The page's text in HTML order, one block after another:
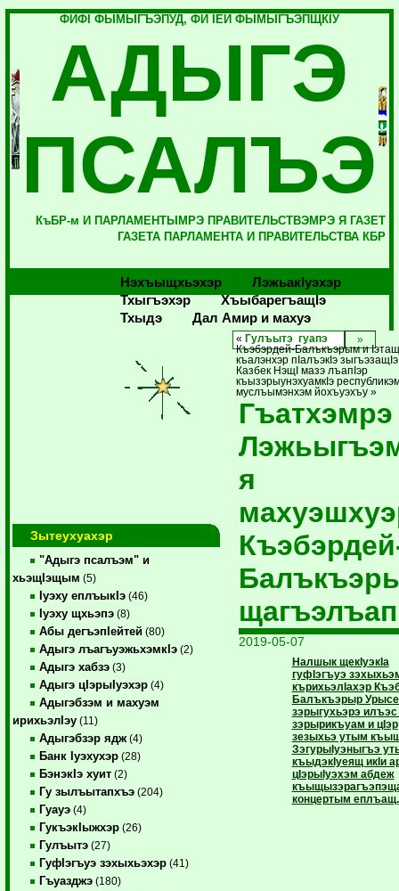
ФИФI ФЫМЫГЪЭПУД, ФИ IЕЙ ФЫМЫГЪЭПЩКIУ
АДЫГЭ
ПСАЛЪЭ
КъБР-м И ПАРЛАМЕНТЫМРЭ ПРАВИТЕЛЬСТВЭМРЭ Я ГАЗЕТ
ГАЗЕТА ПАРЛАМЕНТА И ПРАВИТЕЛЬСТВА КБР
Нэхъыщхьэхэр
Лэжьакlуэхэр
Тхыгъэхэр
Хъыбарегъащlэ
Тхыдэ
Дал Амир и махуэ
Зытеухуахэр
"Адыгэ псалъэм" и
хьэщIэщым (5)
Iуэху еплъыкIэ (46)
Iуэху щхьэпэ (8)
Абы дегъэпIейтей (80)
Адыгэ лъагъуэжьхэмкIэ (2)
Адыгэ хабзэ (3)
Адыгэ цIэрыIуэхэр (4)
Адыгэбзэм и махуэм
ирихьэлIэу (11)
Адыгэбзэр ядж (4)
Банк Iуэхухэр (28)
БэнэкIэ хуит (2)
Гу зылъытапхъэ (204)
Гуауэ (4)
ГукъэкIыжхэр (26)
Гулъытэ (27)
ГуфIэгъуэ зэхыхьэхэр (41)
Гъуазджэ (180)
« Гулъытэ гуапэ
Къэбэрдей-Балъкъэрым и
къалэнхэр пIалъэкIэ зыгъэзащIэ
Казбек НэщI мазэ лъапIэр
къызэрыунэхуамкIэ
муслъымэнхэм йохъуэхъу »
я
2019-05-07
Налшык щекIуэкIа
гуфIэгъуэ
кърихьэлIахэр
Балъкъэрыр
зэрыгухьэрэ илъэс
зэрырикъуам и цIэр
зезыхьэ утым
ЗэгурыIуэныгъэ
къыдэкIуеящ икIи
цIэрыIуэхэм абдеж
концертым еплъащ.